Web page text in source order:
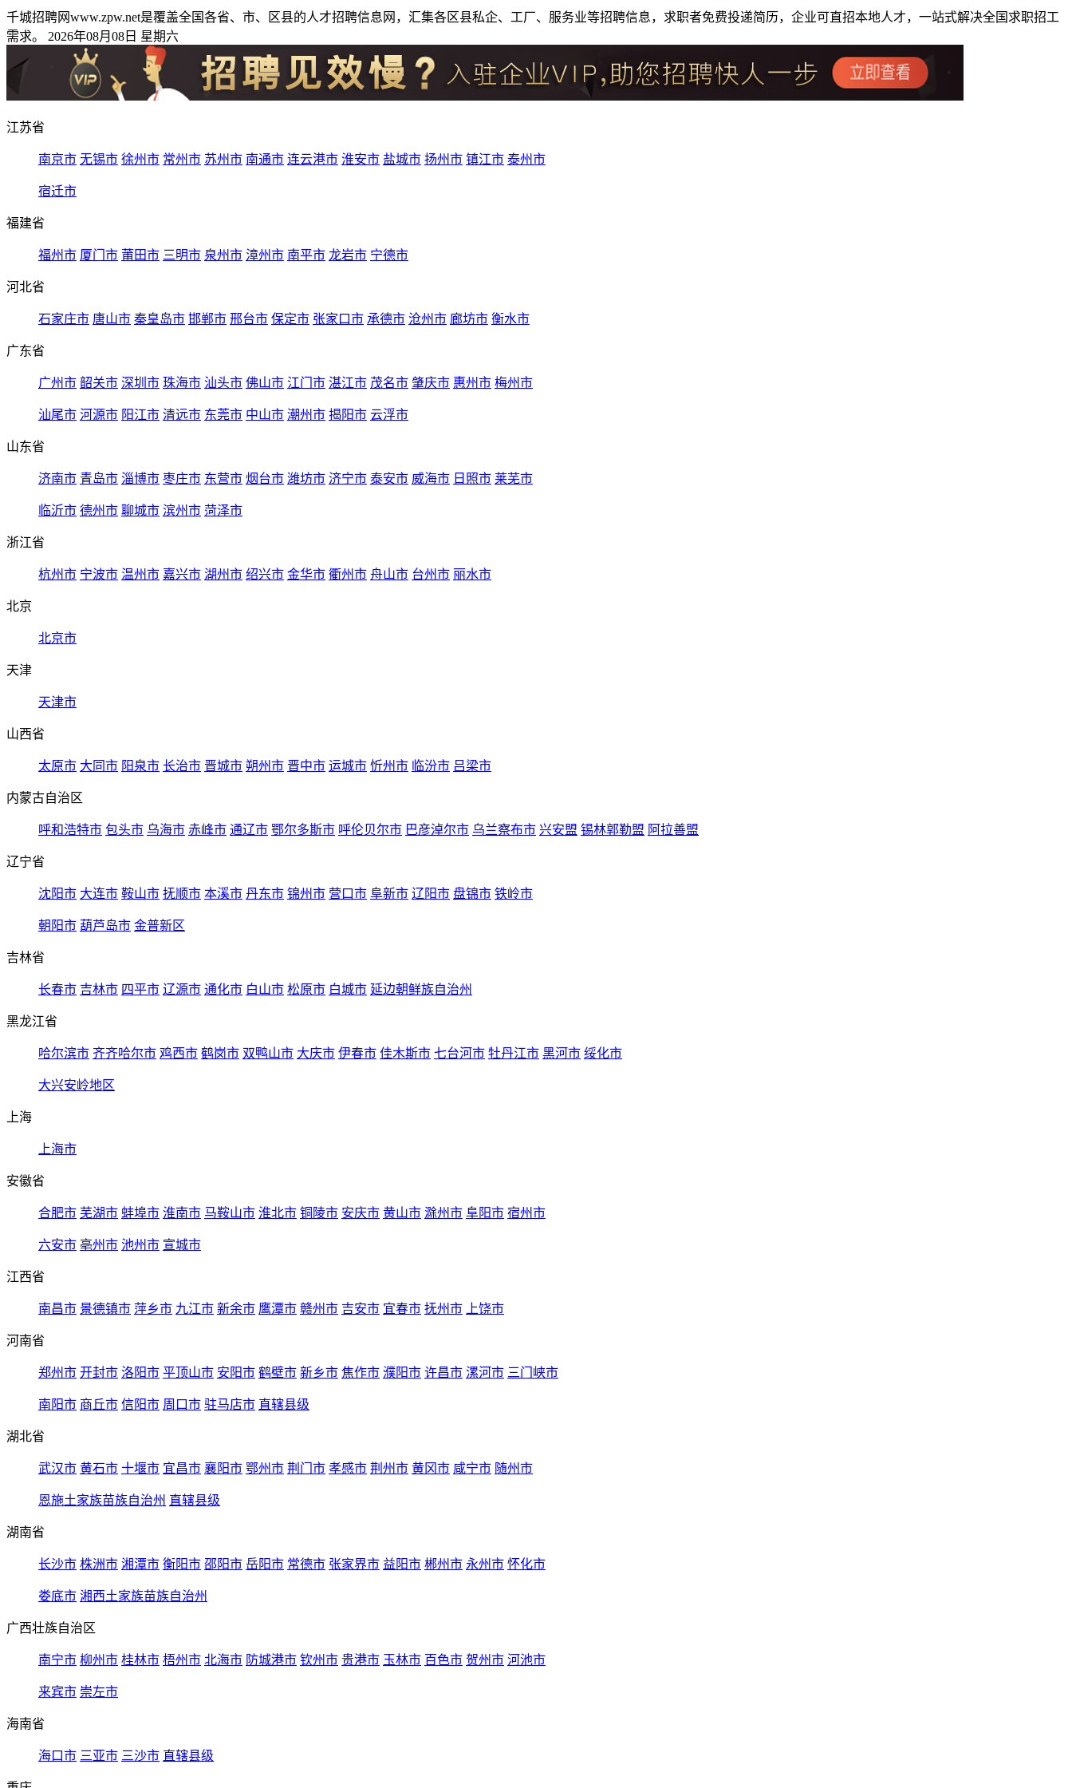
千城招聘网www.zpw.net是覆盖全国各省、市、区县的人才招聘信息网，汇集各区县私企、工厂、服务业等招聘信息，求职者免费投递简历，企业可直招本地人才，一站式解决全国求职招工
需求。 2026年08月08日 星期六
江苏省
南京市 无锡市 徐州市 常州市 苏州市 南通市 连云港市 淮安市 盐城市 扬州市 镇江市 泰州市
宿迁市
福建省
福州市 厦门市 莆田市 三明市 泉州市 漳州市 南平市 龙岩市 宁德市
河北省
石家庄市 唐山市 秦皇岛市 邯郸市 邢台市 保定市 张家口市 承德市 沧州市 廊坊市 衡水市
广东省
广州市 韶关市 深圳市 珠海市 汕头市 佛山市 江门市 湛江市 茂名市 肇庆市 惠州市 梅州市
汕尾市 河源市 阳江市 清远市 东莞市 中山市 潮州市 揭阳市 云浮市
山东省
济南市 青岛市 淄博市 枣庄市 东营市 烟台市 潍坊市 济宁市 泰安市 威海市 日照市 莱芜市
临沂市 德州市 聊城市 滨州市 菏泽市
浙江省
杭州市 宁波市 温州市 嘉兴市 湖州市 绍兴市 金华市 衢州市 舟山市 台州市 丽水市
北京
北京市
天津
天津市
山西省
太原市 大同市 阳泉市 长治市 晋城市 朔州市 晋中市 运城市 忻州市 临汾市 吕梁市
内蒙古自治区
呼和浩特市 包头市 乌海市 赤峰市 通辽市 鄂尔多斯市 呼伦贝尔市 巴彦淖尔市 乌兰察布市 兴安盟 锡林郭勒盟 阿拉善盟
辽宁省
沈阳市 大连市 鞍山市 抚顺市 本溪市 丹东市 锦州市 营口市 阜新市 辽阳市 盘锦市 铁岭市
朝阳市 葫芦岛市 金普新区
吉林省
长春市 吉林市 四平市 辽源市 通化市 白山市 松原市 白城市 延边朝鲜族自治州
黑龙江省
哈尔滨市 齐齐哈尔市 鸡西市 鹤岗市 双鸭山市 大庆市 伊春市 佳木斯市 七台河市 牡丹江市 黑河市 绥化市
大兴安岭地区
上海
上海市
安徽省
合肥市 芜湖市 蚌埠市 淮南市 马鞍山市 淮北市 铜陵市 安庆市 黄山市 滁州市 阜阳市 宿州市
六安市 亳州市 池州市 宣城市
江西省
南昌市 景德镇市 萍乡市 九江市 新余市 鹰潭市 赣州市 吉安市 宜春市 抚州市 上饶市
河南省
郑州市 开封市 洛阳市 平顶山市 安阳市 鹤壁市 新乡市 焦作市 濮阳市 许昌市 漯河市 三门峡市
南阳市 商丘市 信阳市 周口市 驻马店市 直辖县级
湖北省
武汉市 黄石市 十堰市 宜昌市 襄阳市 鄂州市 荆门市 孝感市 荆州市 黄冈市 咸宁市 随州市
恩施土家族苗族自治州 直辖县级
湖南省
长沙市 株洲市 湘潭市 衡阳市 邵阳市 岳阳市 常德市 张家界市 益阳市 郴州市 永州市 怀化市
娄底市 湘西土家族苗族自治州
广西壮族自治区
南宁市 柳州市 桂林市 梧州市 北海市 防城港市 钦州市 贵港市 玉林市 百色市 贺州市 河池市
来宾市 崇左市
海南省
海口市 三亚市 三沙市 直辖县级